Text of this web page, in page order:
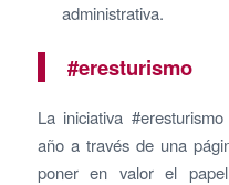
administrativa.
#eresturismo
La iniciativa
año a través de una
poner en valor el